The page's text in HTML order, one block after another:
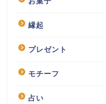
縁起
プレゼント
モチーフ
占い